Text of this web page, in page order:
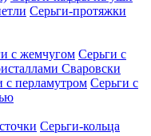
Серьги-протяжки
с жемчугом Серьги с
Сваровски
с перламутром Серьги с
Серьги-кольца